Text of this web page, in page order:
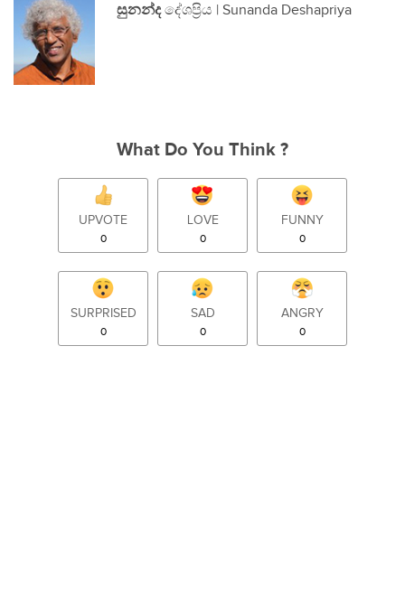
සුනන්දදේශප්‍රිය | Sunanda Deshapriya
What Do You Think ?
UPVOTE
0
LOVE
0
FUNNY
0
SURPRISED
0
SAD
0
ANGRY
0